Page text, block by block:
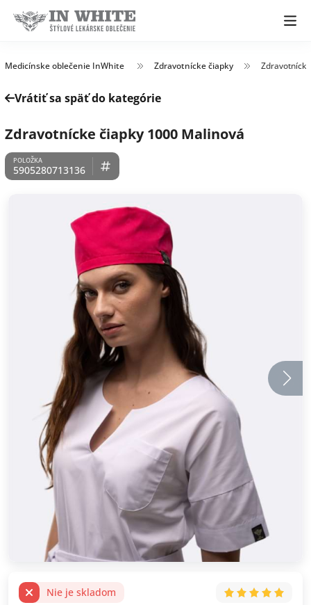
Medicínske oblečenie InWhite Zdravotnícke čiapky
Vrátiť sa späť do kategórie
Zdravotnícke čiapky 1000 Malinová
5905280713136
Nie je skladom